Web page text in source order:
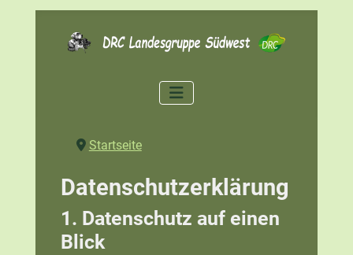
Startseite
Datenschutzerklärung
1. Datenschutz auf einen
Blick